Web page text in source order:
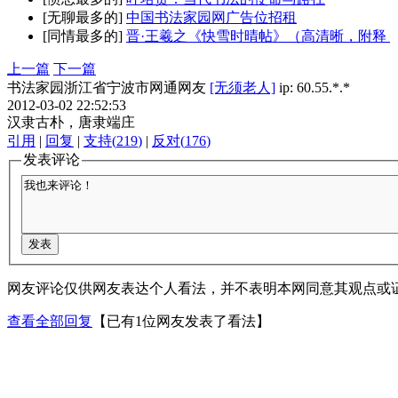
[无聊最多的] 中国书法家园网广告位招租
[同情最多的] 晋·王羲之《快雪时晴帖》（高清晰，附释
上一篇 下一篇
书法家园浙江省宁波市网通网友 [无须老人] ip: 60.55.*.*
2012-03-02 22:52:53
汉隶古朴，唐隶端庄
引用 | 回复 | 支持(219) | 反对(176)
发表评论
网友评论仅供网友表达个人看法，并不表明本网同意其观点或
查看全部回复 【已有1位网友发表了看法】